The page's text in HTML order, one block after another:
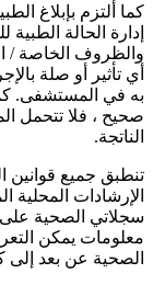
كما ألتزم بإبلاغ
إدارة الحالة
والظروف الخاصة /
أي تأثير أو صلة
به في المستشفى.
صحيح ، فلا تتحمل
الناتجة.
تنطبق جميع قوانين
الإرشادات المحلية
سجلاتي الصحية
معلومات يمكن
الصحية عن بعد